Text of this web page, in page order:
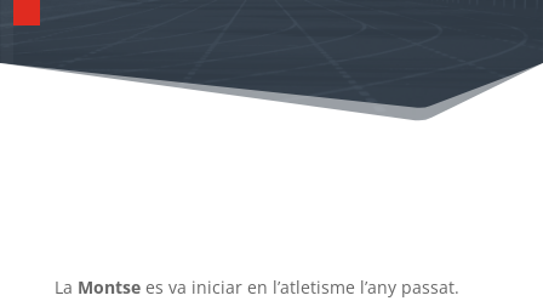
La Montse es va iniciar en l’atletisme l’any passat.